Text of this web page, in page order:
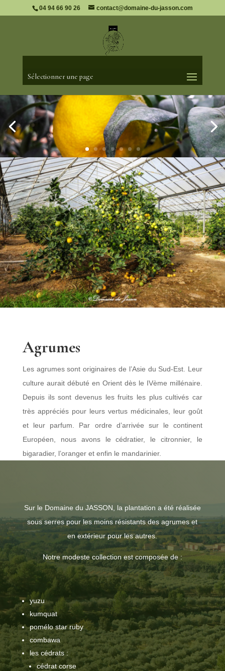
04 94 66 90 26 contact@domaine-du-jasson.com
Sélectionner une page
Agrumes
Les agrumes sont originaires de l’Asie du Sud-Est. Leur
culture aurait débuté en Orient dès le IVème millénaire.
Depuis ils sont devenus les fruits les plus cultivés car
très appréciés pour leurs vertus médicinales, leur goût
et leur parfum. Par ordre d’arrivée sur le continent
Européen, nous avons le cédratier, le citronnier, le
bigaradier, l’oranger et enfin le mandarinier.
Sur le Domaine du JASSON, la plantation a été réalisée
sous serres pour les moins résistants des agrumes et
en extérieur pour les autres.
Notre modeste collection est composée de :
yuzu
kumquat
pomélo star ruby
combawa
les cédrats :
cédrat corse